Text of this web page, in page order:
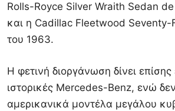
Rolls-Royce Silver Wraith Sedan
και η Cadillac Fleetwood Seventy-
του 1963.
Η φετινή διοργάνωση δίνει
ιστορικές Mercedes-Benz, ενώ
αμερικανικά μοντέλα μεγάλου